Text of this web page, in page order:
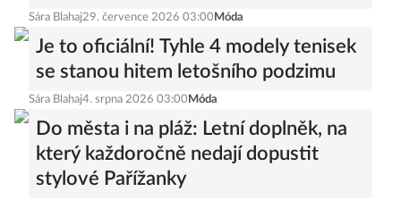
Sára Blahaj29. července 2026 03:00 Móda
Je to oficiální! Tyhle 4 modely tenisek
se stanou hitem letošního podzimu
Sára Blahaj4. srpna 2026 03:00 Móda
Do města i na pláž: Letní doplněk, na
který každoročně nedají dopustit
stylové Pařížanky